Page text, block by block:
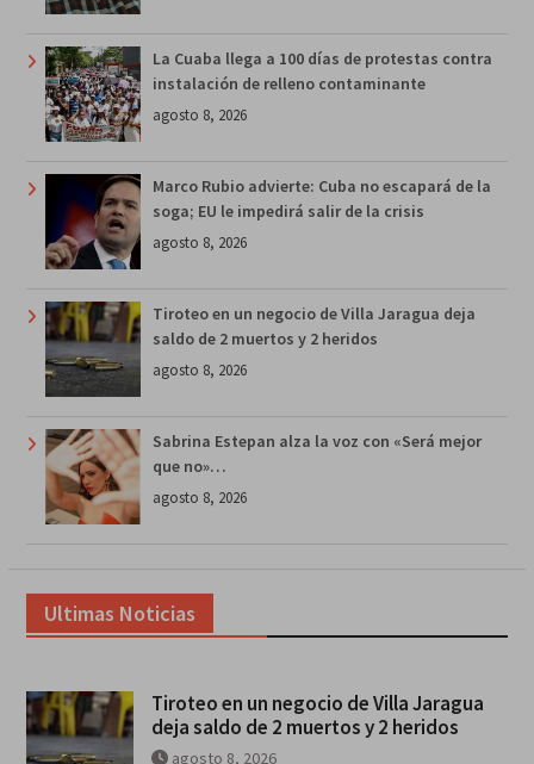
La Cuaba llega a 100 días de protestas contra
instalación de relleno contaminante
agosto 8, 2026
Marco Rubio advierte: Cuba no escapará de la
soga; EU le impedirá salir de la crisis
agosto 8, 2026
Tiroteo en un negocio de Villa Jaragua deja
saldo de 2 muertos y 2 heridos
agosto 8, 2026
Sabrina Estepan alza la voz con «Será mejor
que no»…
agosto 8, 2026
Ultimas Noticias
Tiroteo en un negocio de Villa Jaragua
deja saldo de 2 muertos y 2 heridos
agosto 8, 2026